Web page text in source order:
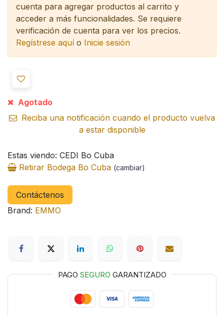
cuenta para agregar productos al carrito y
acceder a más funcionalidades. Se requiere
verificación de cuenta para ver los precios.
Regístrese aquío Inicie sesión
Agotado
Reciba una notificación cuando el producto vuelva
a estar disponible
Estas viendo: CEDI Bo Cuba
Retirar Bodega Bo Cuba (cambiar)
Contáctenos
Brand: EMMO
PAGO SEGURO GARANTIZADO